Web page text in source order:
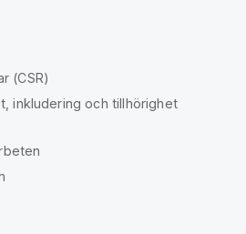
(CSR)
inkludering och tillhörighet